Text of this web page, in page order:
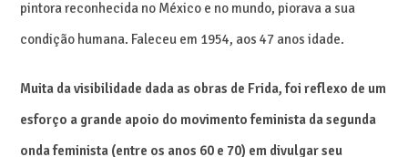
pintora reconhecida no México e no mundo, piorava a sua
condição humana. Faleceu em 1954, aos 47 anos idade.
Muita da visibilidade dada as obras de Frida, foi reflexo de um
esforço a grande apoio do movimento feminista da segunda
onda feminista (entre os anos 60 e 70) em divulgar seu